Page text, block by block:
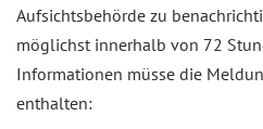
Aufsichtsbehörde zu
möglichst innerhalb von 72
Informationen müsse die
enthalten: